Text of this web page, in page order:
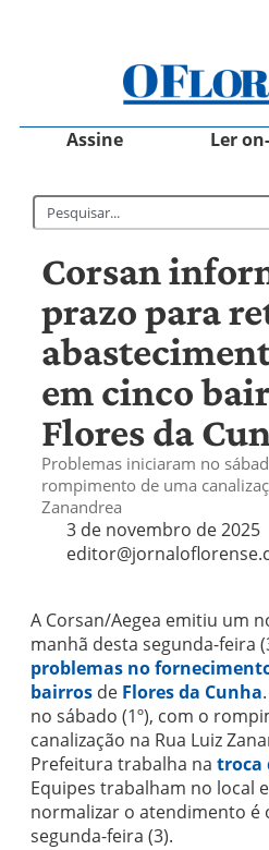
Assine Ler
Corsan
prazo para
em cinco
Flores da
Problemas iniciaram no
rompimento de uma
Zanandrea
3 de novembro de 2025
A Corsan/Aegea emitiu um
manhã desta segunda-feira
problemas no
bairros de Flores da Cunha
no sábado (1º), com o
canalização na Rua Luiz
Prefeitura trabalha na troca
Equipes trabalham no local
normalizar o atendimento é
segunda-feira (3).